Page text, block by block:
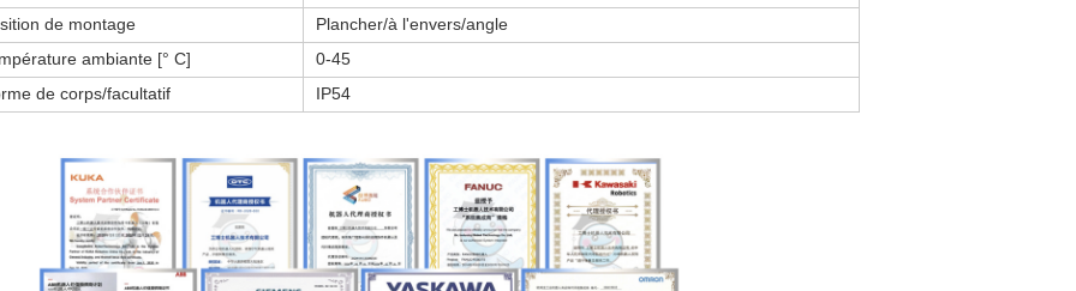
de montage
Plancher/à l'envers/angle
ambiante [° C]
0-45
de corps/facultatif
IP54